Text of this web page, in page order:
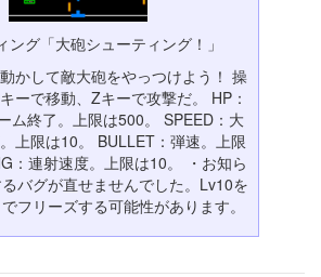
ング「大砲シューティング！」
かして敵大砲をやっつけよう！ 操
ーで移動、Zキーで攻撃だ。 HP：
ム終了。上限は500。 SPEED：大
上限は10。 BULLET：弾速。上限
：連射速度。上限は10。 ・お知ら
バグが直せませんでした。Lv10を
フリーズする可能性があります。